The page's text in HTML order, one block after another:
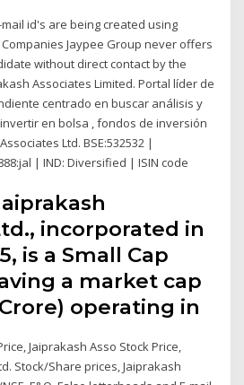
id's are being created using
Jaypee Group never offers
without direct contact by the
Associates Limited. Portal líder de
centrado en buscar análisis y
en bolsa , fondos de inversión
Ltd. BSE:532532 |
| IND: Diversified | ISIN code
incorporated in
is a Small Cap
a market cap
operating in
Jaiprakash Asso Stock Price,
Stock/Share prices, Jaiprakash